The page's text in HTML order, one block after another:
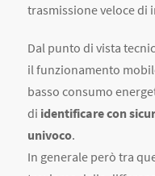
trasmissione veloce di
Dal punto di vista
il funzionamento
basso consumo
di identificare con
univoco.
In generale però tra